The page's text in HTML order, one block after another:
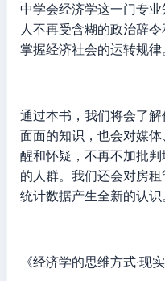
中学会经济学这一门专
人不再受含糊的政治辞
掌握经济社会的运转规律
通过本书，我们将会了
面面的知识，也会对媒
醒和怀疑，不再不加批判
的人群。我们还会对房租
统计数据产生全新的认识
《经济学的思维方式·现